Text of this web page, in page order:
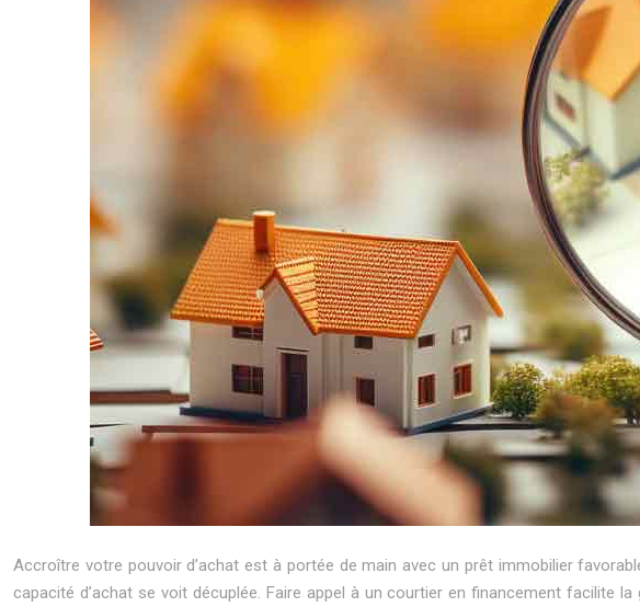
Accroître votre pouvoir d’achat est à portée de main avec un prêt immobilier
capacité d’achat se voit décuplée. Faire appel à un courtier en financement facilite